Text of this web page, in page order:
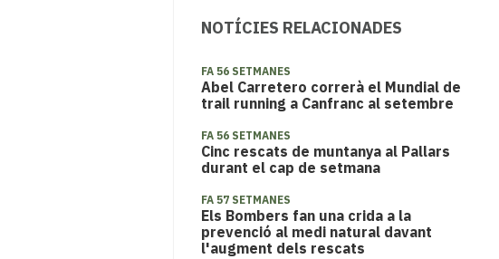
NOTÍCIES RELACIONADES
FA 56 SETMANES
Abel Carretero correrà el Mundial de
trail running a Canfranc al setembre
FA 56 SETMANES
Cinc rescats de muntanya al Pallars
durant el cap de setmana
FA 57 SETMANES
Els Bombers fan una crida a la
prevenció al medi natural davant
l'augment dels rescats